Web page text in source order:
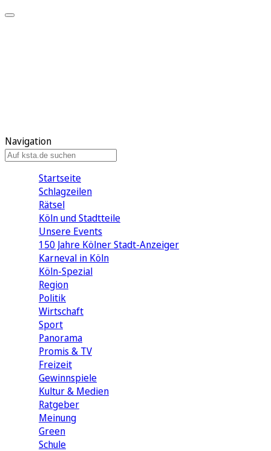
Navigation
Startseite
Schlagzeilen
Rätsel
Köln und Stadtteile
Unsere Events
150 Jahre Kölner Stadt-Anzeiger
Karneval in Köln
Köln-Spezial
Region
Politik
Wirtschaft
Sport
Panorama
Promis & TV
Freizeit
Gewinnspiele
Kultur & Medien
Ratgeber
Meinung
Green
Schule